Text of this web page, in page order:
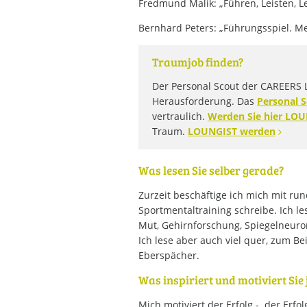
Fredmund Malik: „Führen, Leisten,
Bernhard Peters: „Führungsspiel.
Traumjob finden?
Der Personal Scout der
Herausforderung. Das Personal
vertraulich. Werden Sie hier
Traum. LOUNGIST werden
Was lesen Sie selber gerade?
Zurzeit beschäftige ich mich mit
Sportmentaltraining schreibe. Ich
Mut, Gehirnforschung,
Ich lese aber auch viel quer, zum
Eberspächer.
Was inspiriert und motiviert Sie